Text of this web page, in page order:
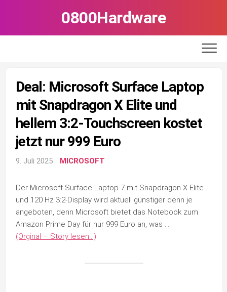
0800Hardware
Deal: Microsoft Surface Laptop
mit Snapdragon X Elite und
hellem 3:2-Touchscreen kostet
jetzt nur 999 Euro
9. Juli 2025 MICROSOFT
Der Microsoft Surface Laptop 7 mit Snapdragon X Elite
und 120 Hz 3:2-Display wird aktuell günstiger denn je
angeboten, denn Microsoft bietet das Notebook zum
Amazon Prime Day für nur 999 Euro an, was …
(Orginal – Story lesen…)